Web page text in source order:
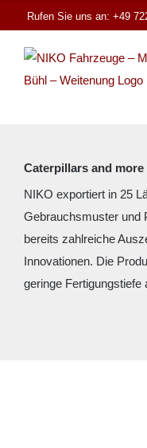
Inhalt
springen
Rufen Sie uns an: +49
Caterpillars and more
NIKO exportiert in 25
Gebrauchsmuster und
bereits zahlreiche
Innovationen. Die
geringe Fertigungstiefe